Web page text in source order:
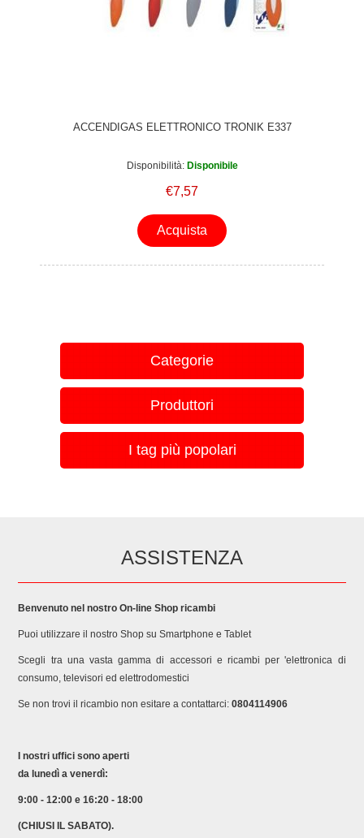
ACCENDIGAS ELETTRONICO TRONIK E337
Disponibilità: Disponibile
€7,57
Acquista
Categorie
Produttori
I tag più popolari
ASSISTENZA
Benvenuto nel nostro On-line Shop ricambi
Puoi utilizzare il nostro Shop su Smartphone e Tablet
Scegli tra una vasta gamma di accessori e ricambi per 'elettronica di
consumo, televisori ed elettrodomestici
Se non trovi il ricambio non esitare a contattarci:0804114906
I nostri uffici sono aperti
da lunedì a venerdì:
9:00 - 12:00 e 16:20 - 18:00
(CHIUSI IL SABATO).